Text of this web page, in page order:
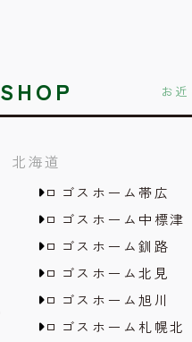
SHOP お
北海道
ロゴスホーム帯広
ロゴスホーム中標津
ロゴスホーム釧路
ロゴスホーム北見
ロゴスホーム旭川
ロゴスホーム札幌北